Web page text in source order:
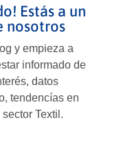
Estás a un
nosotros
y empieza a
informado de
datos
tendencías en
Textil.